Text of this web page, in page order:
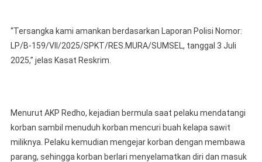
“Tersangka kami amankan berdasarkan Laporan Polisi Nomor:
LP/B-159/VII/2025/SPKT/RES.MURA/SUMSEL, tanggal 3 Juli
2025,” jelas Kasat Reskrim.
Menurut AKP Redho, kejadian bermula saat pelaku mendatangi
korban sambil menuduh korban mencuri buah kelapa sawit
miliknya. Pelaku kemudian mengejar korban dengan membawa
parang, sehingga korban berlari menyelamatkan diri dan masuk